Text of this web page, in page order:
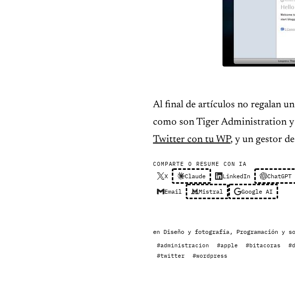
Al final de artículos no regalan
como son Tiger Administration y
Twitter con tu WP, y un gestor
COMPARTE O RESUME CON IA
X Claude LinkedIn ChatGPT
Email Mistral Google AI
en Diseño y fotografía, Programación y
#administracion #apple #bitacoras
#twitter
#wordpress